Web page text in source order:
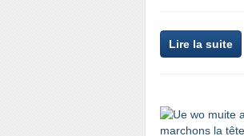
Lire la suite